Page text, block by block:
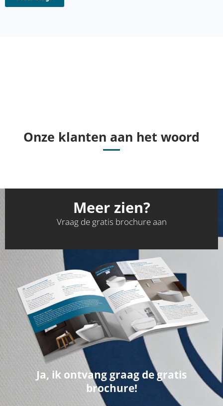
Onze klanten aan het woord
Meer zien?
Vraag de gratis brochure aan
Ja, ik ontvang graag de gratis
brochure!